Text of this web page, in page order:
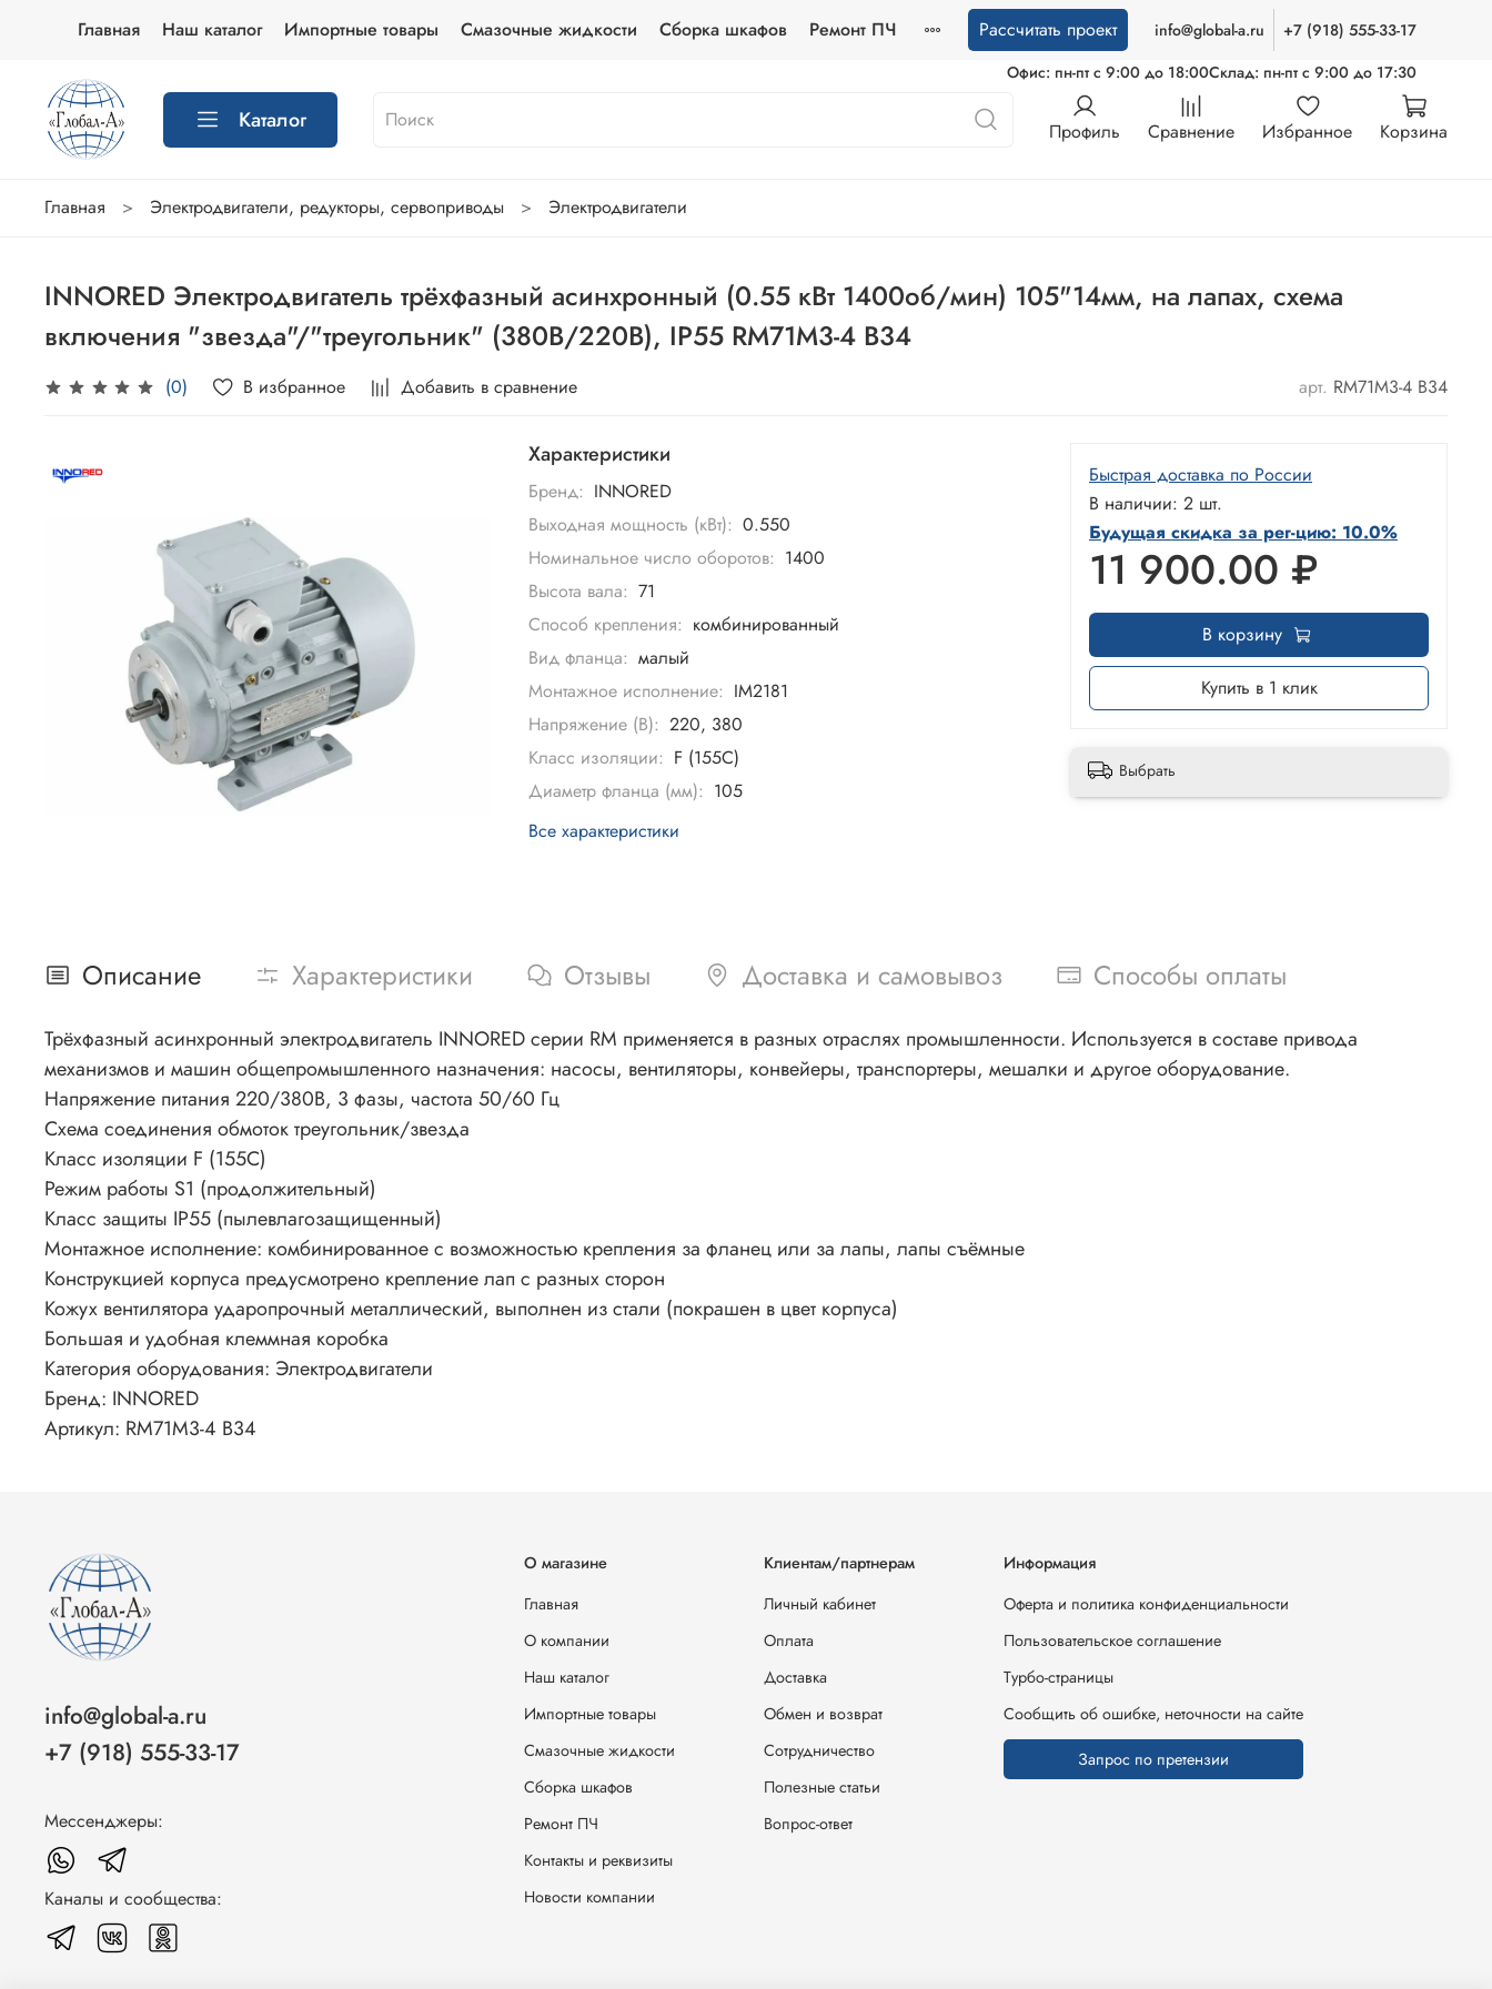
Главная Наш каталог Импортные товары Смазочные жидкости Сборка шкафов Ремонт ПЧ Рассчитать проект info@global-a.ru
+7 (918) 555-33-17
Офис: пн-пт с 9:00 до 18:00Склад: пн-пт с 9:00 до 17:30
Каталог Профиль Сравнение Избранное Корзина
Главная Электродвигатели, редукторы, сервоприводы Электродвигатели
INNORED Электродвигатель трёхфазный асинхронный (0.55 кВт 1400об/мин) 105"14мм, на лапах, схема
включения "звезда"/"треугольник" (380В/220В), IP55 RM71M3-4 B34
(0) В избранное Добавить в сравнение арт. RM71M3-4 B34
Характеристики
Бренд: INNORED
Выходная мощность (кВт): 0.550
Номинальное число оборотов: 1400
Высота вала: 71
Способ крепления: комбинированный
Вид фланца: малый
Монтажное исполнение: IM2181
Напряжение (В): 220, 380
Класс изоляции: F (155С)
Диаметр фланца (мм): 105
Все характеристики
Быстрая доставка по России
В наличии: 2 шт.
Будущая скидка за рег-цию: 10.0%
11 900.00 ₽
В корзину
Купить в 1 клик
Выбрать
Описание Характеристики Отзывы Доставка и самовывоз Способы оплаты
Трёхфазный асинхронный электродвигатель INNORED серии RM применяется в разных отраслях промышленности. Используется в составе привода
механизмов и машин общепромышленного назначения: насосы, вентиляторы, конвейеры, транспортеры, мешалки и другое оборудование.
Напряжение питания 220/380В, 3 фазы, частота 50/60 Гц
Схема соединения обмоток треугольник/звезда
Класс изоляции F (155C)
Режим работы S1 (продолжительный)
Класс защиты IP55 (пылевлагозащищенный)
Монтажное исполнение: комбинированное с возможностью крепления за фланец или за лапы, лапы съёмные
Конструкцией корпуса предусмотрено крепление лап с разных сторон
Кожух вентилятора ударопрочный металлический, выполнен из стали (покрашен в цвет корпуса)
Большая и удобная клеммная коробка
Категория оборудования: Электродвигатели
Бренд: INNORED
Артикул: RM71M3-4 B34
О магазине
Главная
О компании
Наш каталог
Импортные товары
Смазочные жидкости
Сборка шкафов
Ремонт ПЧ
Контакты и реквизиты
Новости компании
Клиентам/партнерам
Личный кабинет
Оплата
Доставка
Обмен и возврат
Сотрудничество
Полезные статьи
Вопрос-ответ
Информация
Оферта и политика конфиденциальности
Пользовательское соглашение
Турбо-страницы
Сообщить об ошибке, неточности на сайте
Запрос по претензии
info@global-a.ru
+7 (918) 555-33-17
Мессенджеры:
Каналы и сообщества: